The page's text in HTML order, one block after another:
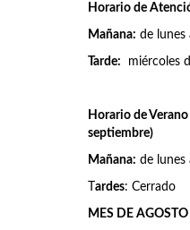
Horario de
Mañana: de lunes
Tarde: miércoles
Horario de
septiembre)
Mañana: de lunes
ardes: Cerrado
MES DE